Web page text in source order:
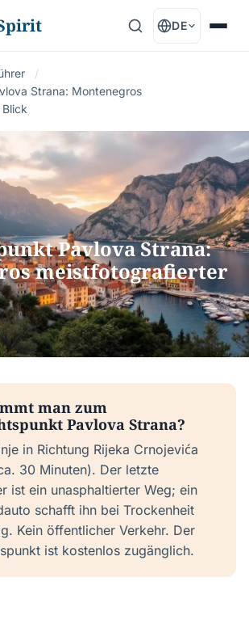
DE
Strana: Montenegros
Pavlova Strana:
meistfotografierter
man zum
Pavlova Strana?
in Richtung Rijeka Crnojevića
30 Minuten). Der letzte
ist ein unasphaltierter Weg; ein
schafft ihn bei Trockenheit
Kein öffentlicher Verkehr. Der
ist kostenlos zugänglich.